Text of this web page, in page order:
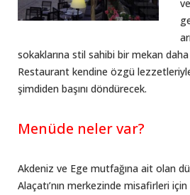
sokaklarına stil sahibi bir mekan daha
Restaurant kendine özgü
şimdiden başını döndürecek.
Menüde neler var?
Akdeniz ve Ege mutfağına ait olan
Alaçatı’nın merkezinde misafirleri